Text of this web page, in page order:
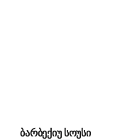
ბარბექიუ სოუსი